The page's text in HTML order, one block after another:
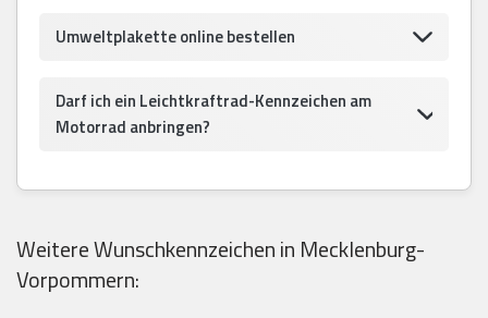
Umweltplakette online bestellen
Darf ich ein Leichtkraftrad-Kennzeichen am
Motorrad anbringen?
Weitere Wunschkennzeichen in Mecklenburg-
Vorpommern: